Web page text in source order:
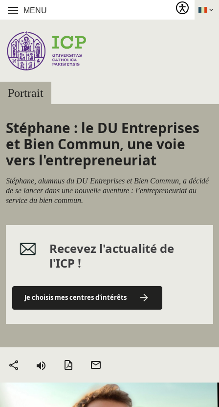
MENU
Portrait
Stéphane : le DU Entreprises
et Bien Commun, une voie
vers l'entrepreneuriat
Stéphane, alumnus du DU Entreprises et Bien Commun, a décidé
de se lancer dans une nouvelle aventure : l’entrepreneuriat au
service du bien commun.
Recevez l'actualité de
l'ICP !
Je choisis mes centres d'intérêts
Partager Version PDF